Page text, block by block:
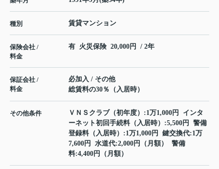
種別 賃貸マンション
保険会社 /
料金
有 火災保険 20,000円 / 2年
保証会社 /
料金
必加入 / その他
総賃料の30％（入居時）
その他条件
ＶＮＳクラブ（初年度）:1万1,000円 インタ
ーネット初回手続料（入居時）:5,500円 警備
登録料（入居時）:1万1,000円 鍵交換代:1万
7,600円 水道代:2,000円（月額） 警備
料:4,400円（月額）